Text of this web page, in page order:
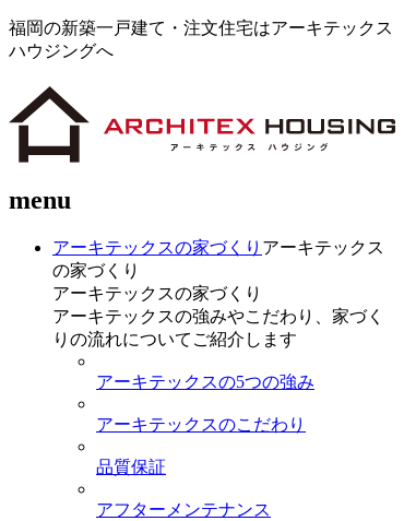
福岡の新築一戸建て・注文住宅はアーキテックス
ハウジングへ
menu
アーキテックスの家づくり アーキテックス
の家づくり
アーキテックスの家づくり
アーキテックスの強みやこだわり、家づく
りの流れについてご紹介します
アーキテックスの5つの強み
アーキテックスのこだわり
品質保証
アフターメンテナンス